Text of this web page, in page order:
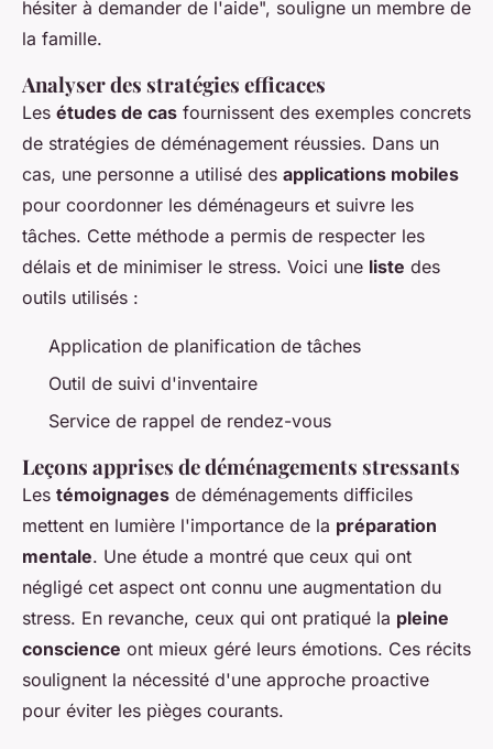
hésiter à demander de l'aide", souligne un membre de
la famille.
Analyser des stratégies efficaces
Les études de cas fournissent des exemples concrets
de stratégies de déménagement réussies. Dans un
cas, une personne a utilisé des applications mobiles
pour coordonner les déménageurs et suivre les
tâches. Cette méthode a permis de respecter les
délais et de minimiser le stress. Voici une liste des
outils utilisés :
Application de planification de tâches
Outil de suivi d'inventaire
Service de rappel de rendez-vous
Leçons apprises de déménagements stressants
Les témoignages de déménagements difficiles
mettent en lumière l'importance de la préparation
mentale. Une étude a montré que ceux qui ont
négligé cet aspect ont connu une augmentation du
stress. En revanche, ceux qui ont pratiqué la pleine
conscience ont mieux géré leurs émotions. Ces récits
soulignent la nécessité d'une approche proactive
pour éviter les pièges courants.